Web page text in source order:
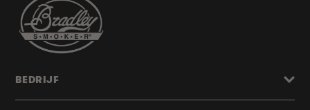
BEDRIJF